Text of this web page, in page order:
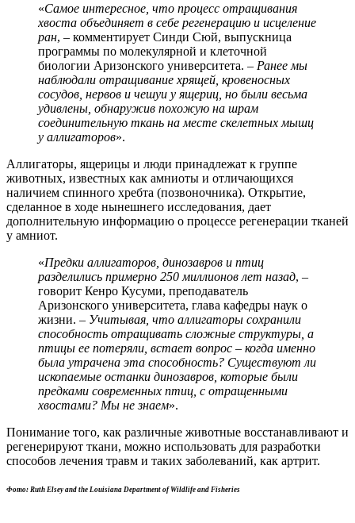
«Самое интересное, что процесс отращивания
хвоста объединяет в себе регенерацию и исцеление
ран, – комментирует Синди Сюй, выпускница
программы по молекулярной и клеточной
биологии Аризонского университета. – Ранее мы
наблюдали отращивание хрящей, кровеносных
сосудов, нервов и чешуи у ящериц, но были весьма
удивлены, обнаружив похожую на шрам
соединительную ткань на месте скелетных мышц
у аллигаторов».
Аллигаторы, ящерицы и люди принадлежат к группе
животных, известных как амниоты и отличающихся
наличием спинного хребта (позвоночника). Открытие,
сделанное в ходе нынешнего исследования, дает
дополнительную информацию о процессе регенерации тканей
у амниот.
«Предки аллигаторов, динозавров и птиц
разделились примерно 250 миллионов лет назад, –
говорит Кенро Кусуми, преподаватель
Аризонского университета, глава кафедры наук о
жизни. – Учитывая, что аллигаторы сохранили
способность отращивать сложные структуры, а
птицы ее потеряли, встает вопрос – когда именно
была утрачена эта способность? Существуют ли
ископаемые останки динозавров, которые были
предками современных птиц, с отращенными
хвостами? Мы не знаем».
Понимание того, как различные животные восстанавливают и
регенерируют ткани, можно использовать для разработки
способов лечения травм и таких заболеваний, как артрит.
Фото: Ruth Elsey and the Louisiana Department of Wildlife and Fisheries